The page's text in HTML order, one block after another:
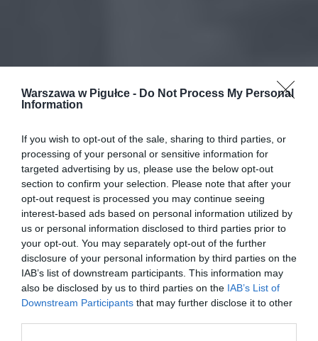
Warszawa w Pigułce - Do Not Process My Personal
Information
If you wish to opt-out of the sale, sharing to third parties, or
processing of your personal or sensitive information for
targeted advertising by us, please use the below opt-out
section to confirm your selection. Please note that after your
opt-out request is processed you may continue seeing
interest-based ads based on personal information utilized by
us or personal information disclosed to third parties prior to
your opt-out. You may separately opt-out of the further
disclosure of your personal information by third parties on the
IAB’s list of downstream participants. This information may
also be disclosed by us to third parties on the IAB’s List of
Downstream Participants that may further disclose it to other